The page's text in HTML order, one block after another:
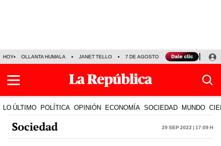
HOY OLLANTA HUMALA JANET TELLO 7 DE AGOSTO TINKA RESULTADOS
LO ÚLTIMO POLÍTICA OPINIÓN ECONOMÍA SOCIEDAD MUNDO
Sociedad 29 Sep 2022 | 17:09 h